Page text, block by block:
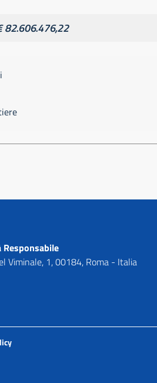
82.606.476,22
Viminale, 1, 00184, Roma - Italia